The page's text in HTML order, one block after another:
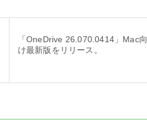
「OneDrive 26.070.0414」Mac向
け最新版をリリース。